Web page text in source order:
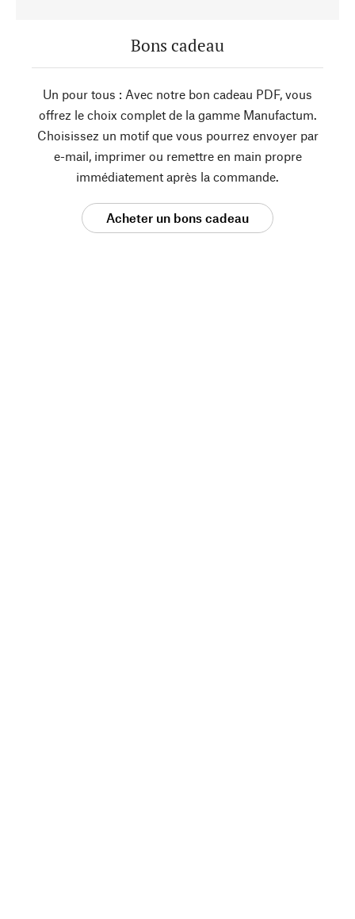
Bons cadeau
Un pour tous : Avec notre bon cadeau PDF, vous
offrez le choix complet de la gamme Manufactum.
Choisissez un motif que vous pourrez envoyer par
e-mail, imprimer ou remettre en main propre
immédiatement après la commande.
Acheter un bons cadeau